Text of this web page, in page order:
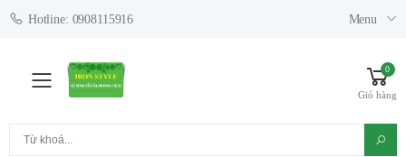
Hotline: 0908115916 Menu
Toggle mobile menu
0
Giỏ hàng